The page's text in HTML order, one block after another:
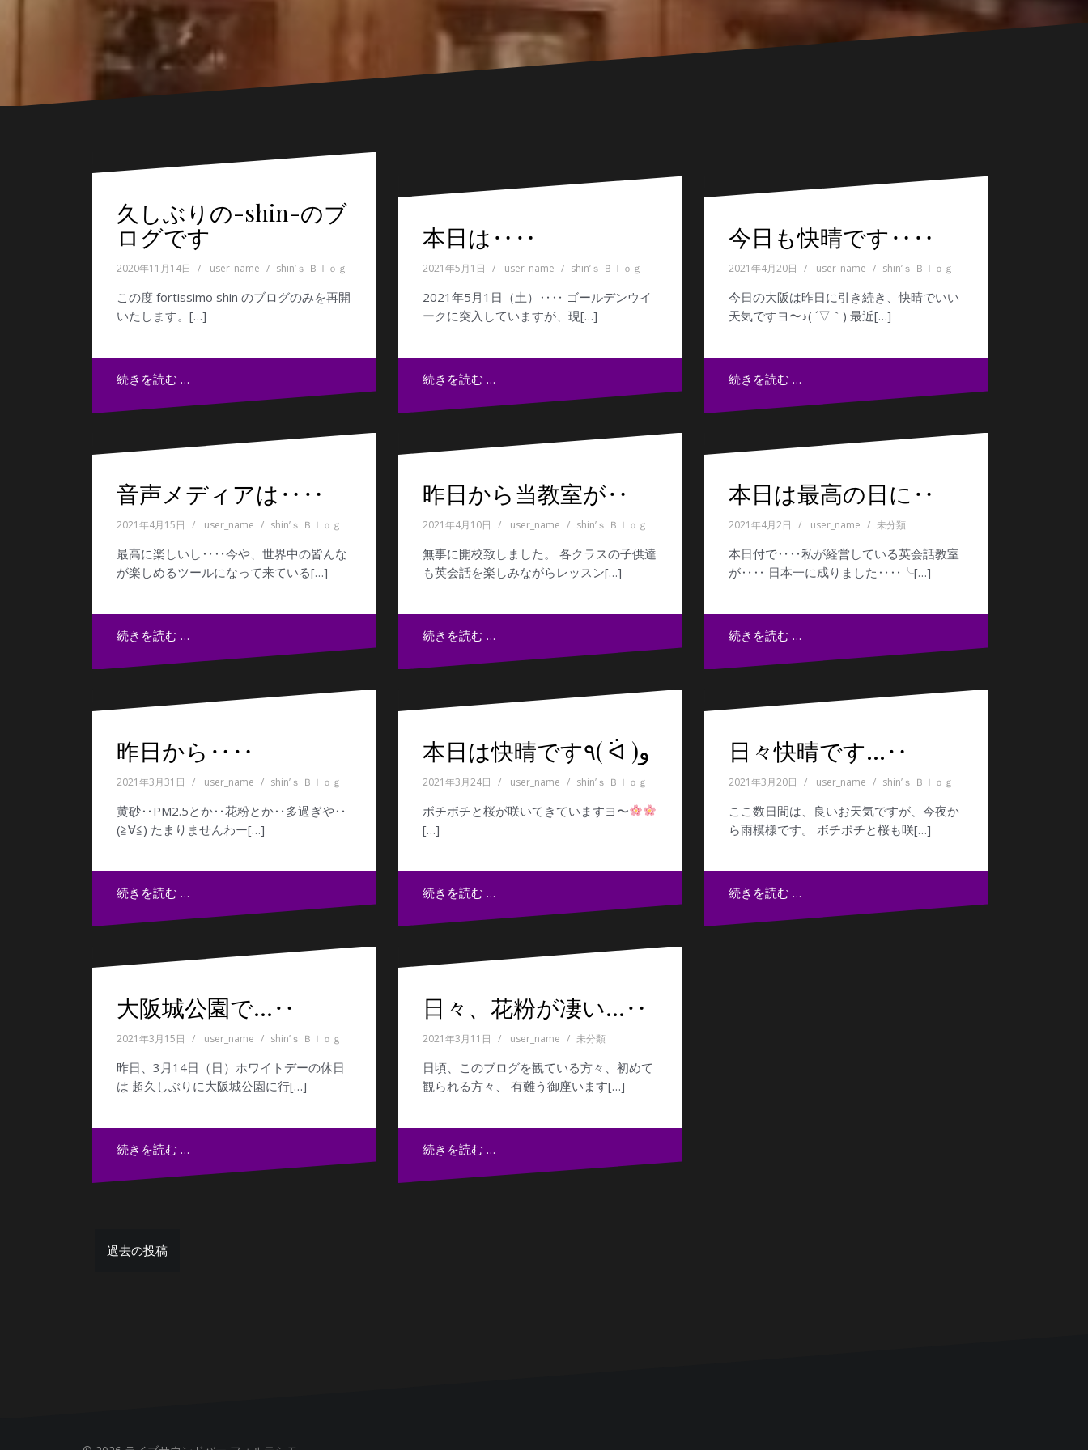
久しぶりの-shin-のブ
ログです
2020年11月14日 user_name shin’ｓ Ｂｌｏｇ
この度 fortissimo shin のブログのみを再開
いたします。[…]
続きを読む …
本日は‥‥
2021年5月1日 user_name shin’ｓ Ｂｌｏｇ
2021年5月1日（土）‥‥ ゴールデンウイ
ークに突入していますが、現[…]
続きを読む …
今日も快晴です‥‥
2021年4月20日 user_name shin’ｓ Ｂｌｏｇ
今日の大阪は昨日に引き続き、快晴でいい
天気ですヨ〜♪( ´▽｀) 最近[…]
続きを読む …
音声メディアは‥‥
2021年4月15日 user_name shin’ｓ Ｂｌｏｇ
最高に楽しいし‥‥今や、世界中の皆んな
が楽しめるツールになって来ている[…]
続きを読む …
昨日から当教室が‥
2021年4月10日 user_name shin’ｓ Ｂｌｏｇ
無事に開校致しました。 各クラスの子供達
も英会話を楽しみながらレッスン[…]
続きを読む …
本日は最高の日に‥
2021年4月2日 user_name 未分類
本日付で‥‥私が経営している英会話教室
が‥‥ 日本一に成りました‥‥╰[…]
続きを読む …
昨日から‥‥
2021年3月31日 user_name shin’ｓ Ｂｌｏｇ
黄砂‥PM2.5とか‥花粉とか‥多過ぎや‥
(≧∀≦) たまりませんわー[…]
続きを読む …
本日は快晴です٩( ᐛ )و
2021年3月24日 user_name shin’ｓ Ｂｌｏｇ
ボチボチと桜が咲いてきていますヨ〜
[…]
続きを読む …
日々快晴です…‥
2021年3月20日 user_name shin’ｓ Ｂｌｏｇ
ここ数日間は、良いお天気ですが、今夜か
ら雨模様です。 ボチボチと桜も咲[…]
続きを読む …
大阪城公園で…‥
2021年3月15日 user_name shin’ｓ Ｂｌｏｇ
昨日、3月14日（日）ホワイトデーの休日
は 超久しぶりに大阪城公園に行[…]
続きを読む …
日々、花粉が凄い…‥
2021年3月11日 user_name 未分類
日頃、このブログを観ている方々、初めて
観られる方々、 有難う御座います[…]
続きを読む …
過去の投稿